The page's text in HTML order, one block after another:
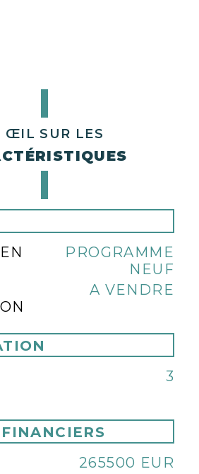
ŒIL SUR LES
PROGRAMME
NEUF
A VENDRE
3
265500 EUR